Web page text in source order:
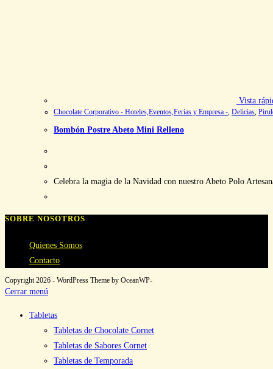
Vista
Chocolate Corporativo - Hoteles,Eventos,Ferias y Empresa -, Delicias,
Bombón Postre Abeto Mini Relleno
Celebra la magia de la Navidad con nuestro Abeto Polo
SOBRE NOSOTROS
Quienes Somos
Contacto
Copyright 2026 - WordPress Theme by OceanWP-
Cerrar menú
Tabletas
Tabletas de Chocolate Cornet
Tabletas de Sabores Cornet
Tabletas de Temporada